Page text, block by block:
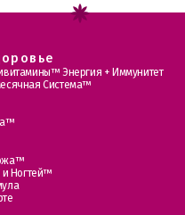
Энергия + Иммунитет
Система™
Ногтей™